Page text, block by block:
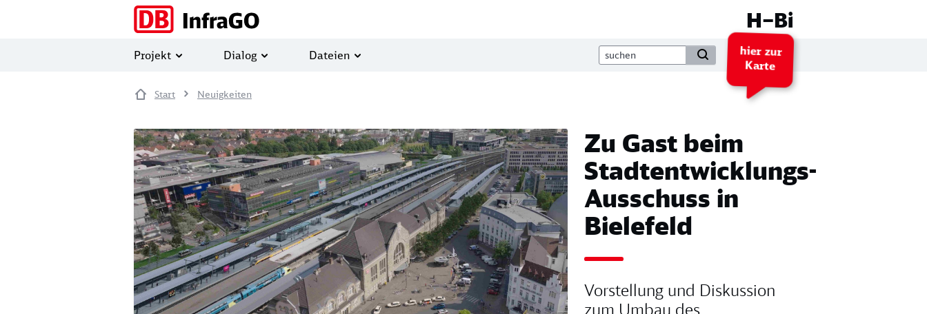
H–Bi
Projekt Dialog Dateien hier zur
Karte
Start Neuigkeiten
Zu Gast beim
Stadtentwicklungs-
Ausschuss in
Bielefeld
Vorstellung und Diskussion
zum Umbau des
Image